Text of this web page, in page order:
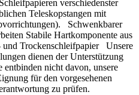
verschiedenster
Teleskopstangen mit
Schwenkbarer
Stabile Hartkomponente aus
und Trockenschleifpapier Unsere
dienen der Unterstützung
entbinden nicht davon, unsere
für den vorgesehenen
zu prüfen.